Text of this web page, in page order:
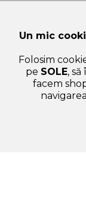
Produse autentice,
Un mic
Folosim
pe SOLE,
facem